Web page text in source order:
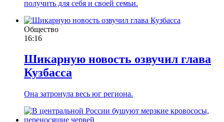
получить для себя и своей семьи.
Общество
16:16
Шикарную новость озвучил глава
Кузбасса
Она затронула весь юг региона.